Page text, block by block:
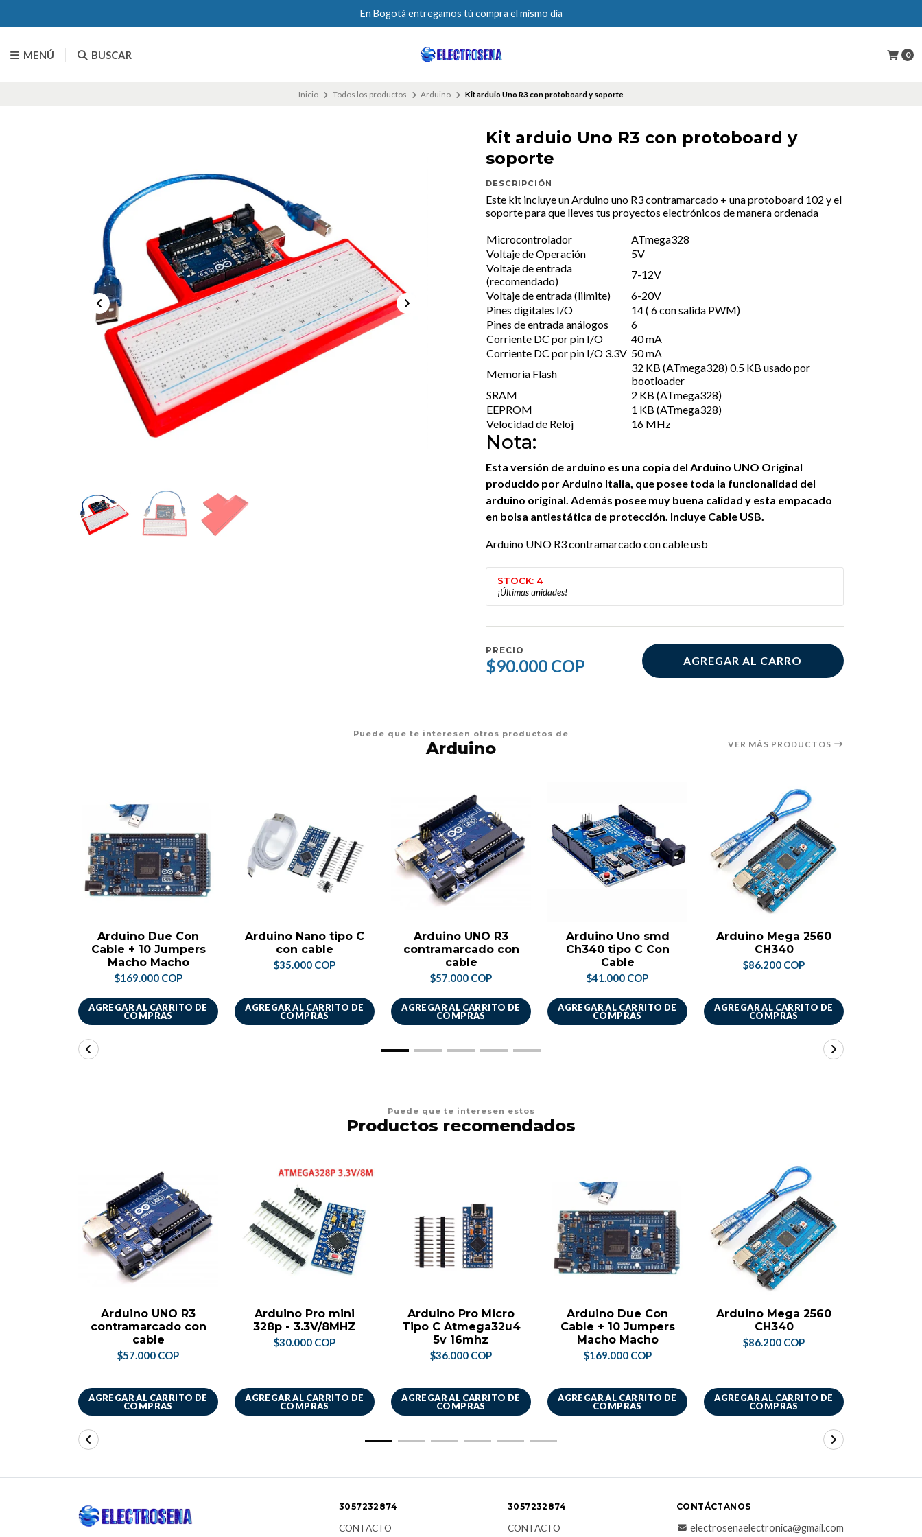
MENÚ BUSCAR 0
En Bogotá entregamos tú compra el mismo día
Inicio Todos los productos Arduino Kit arduio Uno R3 con protoboard y soporte
Kit arduio Uno R3 con protoboard y
soporte
DESCRIPCIÓN
Este kit incluye un Arduino uno R3 contramarcado + una protoboard 102 y el
soporte para que lleves tus proyectos electrónicos de manera ordenada
Microcontrolador
ATmega328
Voltaje de Operación
5V
Voltaje de entrada
(recomendado)
7-12V
Voltaje de entrada (liimite)
6-20V
Pines digitales I/O
14 ( 6 con salida PWM)
Pines de entrada análogos
6
Corriente DC por pin I/O
40 mA
Corriente DC por pin I/O 3.3V 50 mA
Memoria Flash
32 KB (ATmega328) 0.5 KB usado por
bootloader
SRAM
2 KB (ATmega328)
EEPROM
1 KB (ATmega328)
Velocidad de Reloj
16 MHz
Nota:
Esta versión de arduino es una copia del Arduino UNO Original
producido por Arduino Italia, que posee toda la funcionalidad del
arduino original. Además posee muy buena calidad y esta empacado
en bolsa antiestática de protección. Incluye Cable USB.
Arduino UNO R3 contramarcado con cable usb
STOCK: 4
¡Últimas unidades!
PRECIO
$90.000 COP AGREGAR AL CARRO
Puede que te interesen otros productos de
Arduino VER MÁS PRODUCTOS
Arduino Due Con
Cable + 10 Jumpers
Macho Macho
$169.000 COP
AGREGAR AL CARRITO DE
COMPRAS
Arduino Nano tipo C
con cable
$35.000 COP
AGREGAR AL CARRITO DE
COMPRAS
Arduino UNO R3
contramarcado con
cable
$57.000 COP
AGREGAR AL CARRITO DE
COMPRAS
Arduino Uno smd
Ch340 tipo C Con
Cable
$41.000 COP
AGREGAR AL CARRITO DE
COMPRAS
Arduino Mega 2560
CH340
$86.200 COP
AGREGAR AL CARRITO DE
COMPRAS
Puede que te interesen estos
Productos recomendados
Arduino UNO R3
contramarcado con
cable
$57.000 COP
AGREGAR AL CARRITO DE
COMPRAS
Arduino Pro mini
328p - 3.3V/8MHZ
$30.000 COP
AGREGAR AL CARRITO DE
COMPRAS
Arduino Pro Micro
Tipo C Atmega32u4
5v 16mhz
$36.000 COP
AGREGAR AL CARRITO DE
COMPRAS
Arduino Due Con
Cable + 10 Jumpers
Macho Macho
$169.000 COP
AGREGAR AL CARRITO DE
COMPRAS
Arduino Mega 2560
CH340
$86.200 COP
AGREGAR AL CARRITO DE
COMPRAS
3057232874
CONTACTO
3057232874
CONTACTO
CONTÁCTANOS
electrosenaelectronica@gmail.com